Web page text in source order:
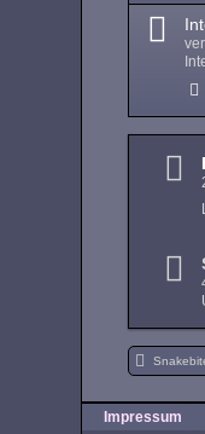
Impressum